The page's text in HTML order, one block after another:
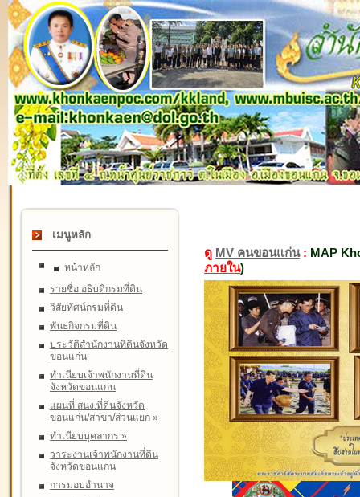
เมนูหลัก
หน้าหลัก
รายชื่อ อธิบดีกรมที่ดิน
วิสัยทัศน์กรมที่ดิน
พันธกิจกรมที่ดิน
ประวัติสำนักงานที่ดินจังหวัด
ขอนแก่น
ทำเนียบเจ้าพนักงานที่ดิน
จังหวัดขอนแก่น
แผนที่ สนง.ที่ดินจังหวัด
ขอนแก่น/สาขา/ส่วนแยก »
ทำเนียบบุคลากร »
วาระงานเจ้าพนักงานที่ดิน
จังหวัดขอนแก่น
การมอบอำนาจ
ดู MV คนขอนแก่น: MAP
ภายใน)